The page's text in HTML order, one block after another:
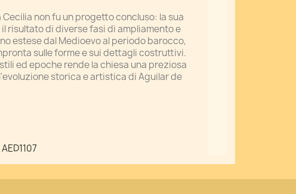
Cecilia non fu un progetto concluso: la sua
risultato di diverse fasi di ampliamento e
estese dal Medioevo al periodo barocco,
sulle forme e sui dettagli costruttivi.
ed epoche rende la chiesa una preziosa
storica e artistica di Aguilar de
AED1107